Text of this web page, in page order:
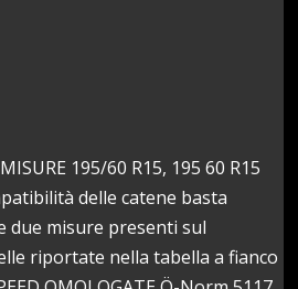
195/60 R15, 195 60 R15
delle catene basta
due misure presenti sul
riportate nella tabella a fianco